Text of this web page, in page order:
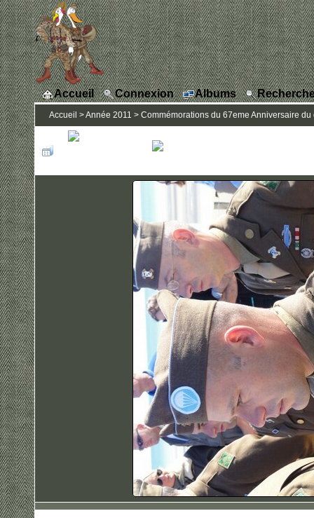
Accueil Connexion Albums
Accueil >Année 2011 > Commémorations du 67eme Anniversaire